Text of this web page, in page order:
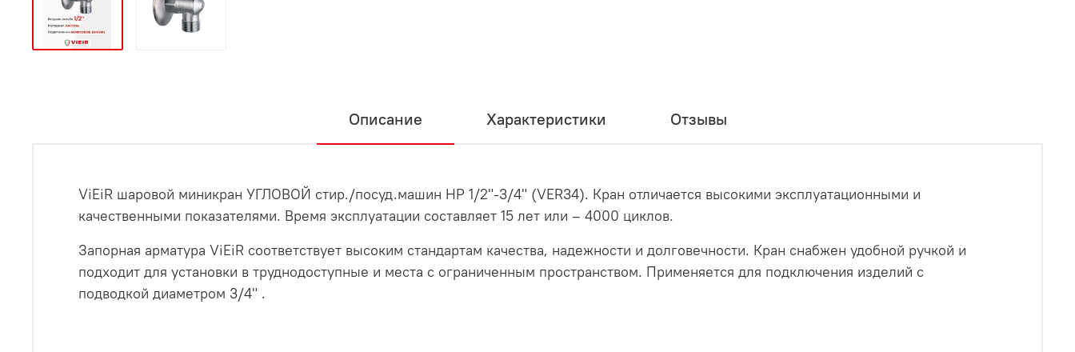
Описание Характеристики Отзывы
ViEiR шаровой миникран УГЛОВОЙ стир./посуд.машин НР 1/2"-3/4" (VER34). Кран отличается высокими эксплуатационными и
качественными показателями. Время эксплуатации составляет 15 лет или – 4000 циклов.
Запорная арматура ViEiR соответствует высоким стандартам качества, надежности и долговечности. Кран снабжен удобной ручкой и
подходит для установки в труднодоступные и места с ограниченным пространством. Применяется для подключения изделий с
подводкой диаметром 3/4" .